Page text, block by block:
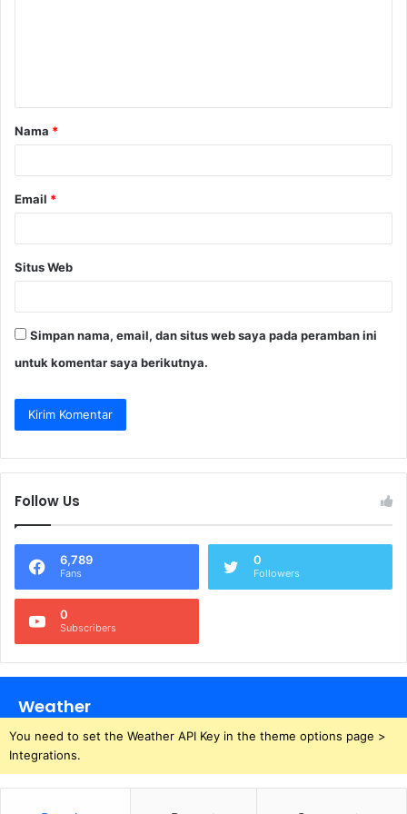
a
r
Nama *
Email *
Situs Web
Simpan nama, email, dan situs web saya pada peramban ini
untuk komentar saya berikutnya.
Follow Us
6,789
Fans
0
Followers
0
Subscribers
Weather
You need to set the Weather API Key in the theme options page >
Integrations.